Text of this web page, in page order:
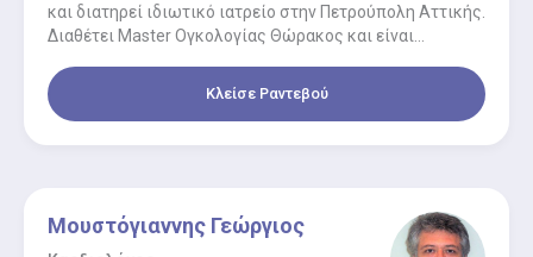
και διατηρεί ιδιωτικό ιατρείο στην Πετρούπολη Αττικής.
Διαθέτει Master Ογκολογίας Θώρακος και είναι
Κλείσε Ραντεβού
Μουστόγιαννης Γεώργιος